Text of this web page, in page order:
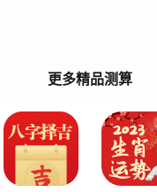
更多精品测算